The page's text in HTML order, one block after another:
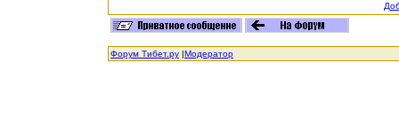
Форум Тибет.ру |Модератор